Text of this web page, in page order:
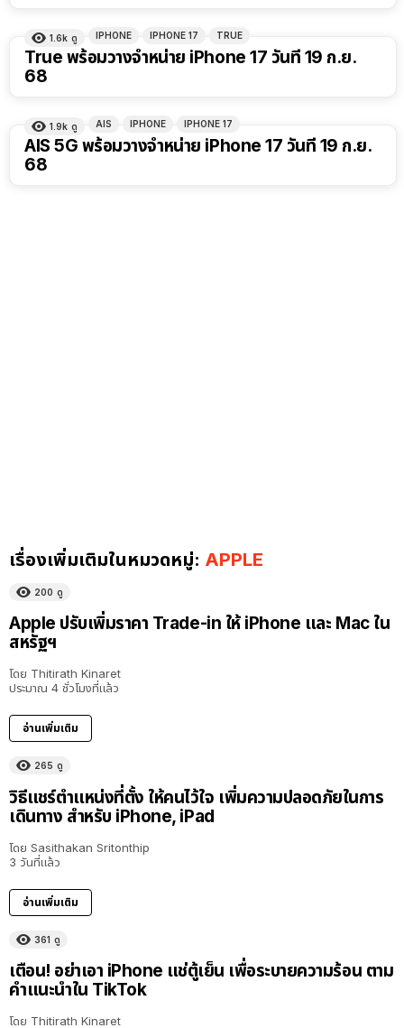
1.6k ดู IPHONE IPHONE 17 TRUE
True พร้อมวางจำหน่าย iPhone 17 วันที่ 19 ก.ย.
68
1.9k ดู AIS IPHONE IPHONE 17
AIS 5G พร้อมวางจำหน่าย iPhone 17 วันที่ 19 ก.ย.
68
เรื่องเพิ่มเติมในหมวดหมู่: APPLE
200 ดู
Apple ปรับเพิ่มราคา Trade-in ให้ iPhone และ Mac ใน
สหรัฐฯ
โดย Thitirath Kinaret
ประมาณ 4 ชั่วโมงที่แล้ว
อ่านเพิ่มเติม
265 ดู
วิธีแชร์ตำแหน่งที่ตั้ง ให้คนไว้ใจ เพิ่มความปลอดภัยในการ
เดินทาง สำหรับ iPhone, iPad
โดย Sasithakan Sritonthip
3 วันที่แล้ว
อ่านเพิ่มเติม
361 ดู
เตือน! อย่าเอา iPhone แช่ตู้เย็น เพื่อระบายความร้อน ตาม
คำแนะนำใน TikTok
โดย Thitirath Kinaret